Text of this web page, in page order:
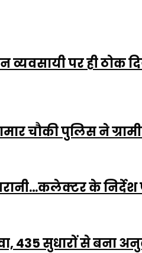
पर ही ठोक
चौकी पुलिस ने
के निर्देश
435 सुधारों से बना